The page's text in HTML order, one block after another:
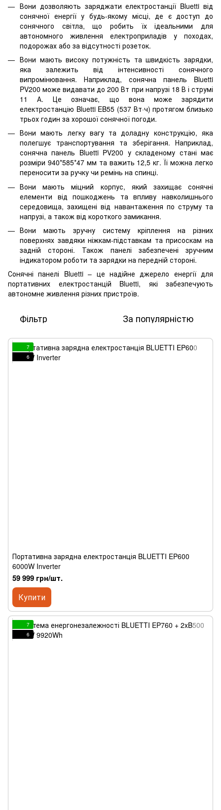
Вони дозволяють заряджати електростанції Bluetti від
сонячної енергії у будь-якому місці, де є доступ до
сонячного світла, що робить їх ідеальними для
автономного живлення електроприладів у походах,
подорожах або за відсутності розеток.
Вони мають високу потужність та швидкість зарядки,
яка залежить від інтенсивності сонячного
випромінювання. Наприклад, сонячна панель Bluetti
PV200 може видавати до 200 Вт при напрузі 18 В і струмі
11 А. Це означає, що вона може зарядити
електростанцію Bluetti EB55 (537 Вт·ч) протягом близько
трьох годин за хорошої сонячної погоди.
Вони мають легку вагу та доладну конструкцію, яка
полегшує транспортування та зберігання. Наприклад,
сонячна панель Bluetti PV200 у складеному стані має
розміри 940*585*47 мм та важить 12,5 кг. Її можна легко
переносити за ручку чи ремінь на спинці.
Вони мають міцний корпус, який захищає сонячні
елементи від пошкоджень та впливу навколишнього
середовища, захищені від навантаження по струму та
напрузі, а також від короткого замикання.
Вони мають зручну систему кріплення на різних
поверхнях завдяки ніжкам-підставкам та присоскам на
задній стороні. Також панелі забезпечені зручним
індикатором роботи та зарядки на передній стороні.
Сонячні панелі Bluetti – це надійне джерело енергії для
портативних електростанцій Bluetti, які забезпечують
автономне живлення різних пристроїв.
Фільтр За популярністю
7
6
Портативна зарядна електростанція BLUETTI EP600
6000W Inverter
59 999 грн/шт.
Купити
7
6